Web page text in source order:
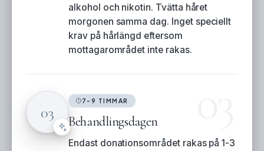
alkohol och nikotin. Tvätta håret
morgonen samma dag. Inget speciellt
krav på hårlängd eftersom
mottagarområdet inte rakas.
03
7-9 TIMMAR
Behandlingsdagen
Endast donationsområdet rakas på 1-3